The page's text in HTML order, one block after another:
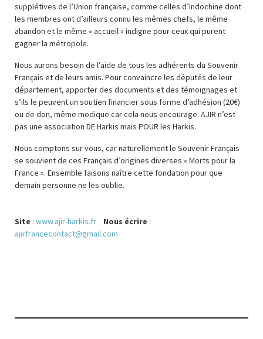
supplétives de l’Union française, comme celles d’Indochine dont
les membres ont d’ailleurs connu les mêmes chefs, le même
abandon et le même « accueil » indigne pour ceux qui purent
gagner la métropole.
Nous aurons besoin de l’aide de tous les adhérents du Souvenir
Français et de leurs amis. Pour convaincre les députés de leur
département, apporter des documents et des témoignages et
s’ils le peuvent un soutien financier sous forme d’adhésion (20€)
ou de don, même modique car cela nous encourage. AJIR n’est
pas une association DE Harkis mais POUR les Harkis.
Nous comptons sur vous, car naturellement le Souvenir Français
se souvient de ces Français d’origines diverses « Morts pour la
France ». Ensemble faisons naître cette fondation pour que
demain personne ne les oublie.
Site : www.ajir-harkis.fr Nous écrire :
ajirfrancecontact@gmail.com